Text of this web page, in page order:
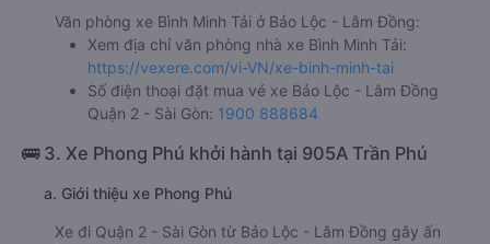
Văn phòng xe Bình Minh Tải ở Bảo Lộc - Lâm Đồng:
Xem địa chỉ văn phòng nhà xe Bình Minh Tải:
https://vexere.com/vi-VN/xe-binh-minh-tai
Số điện thoại đặt mua vé xe Bảo Lộc - Lâm Đồng
Quận 2 - Sài Gòn: 1900 888684
🚌 3. Xe Phong Phú khởi hành tại 905A Trần Phú
a. Giới thiệu xe Phong Phú
Xe đi Quận 2 - Sài Gòn từ Bảo Lộc - Lâm Đồng gây ấn